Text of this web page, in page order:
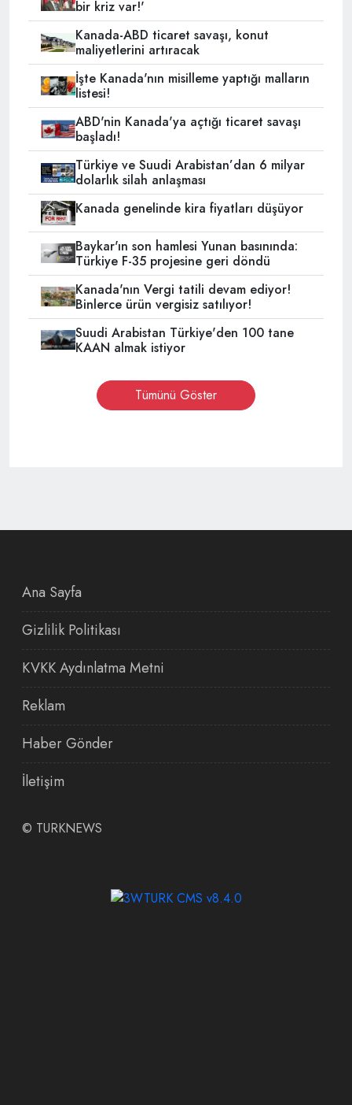
bir kriz var!'
Kanada-ABD ticaret savaşı, konut
maliyetlerini artıracak
İşte Kanada'nın misilleme yaptığı malların
listesi!
ABD'nin Kanada'ya açtığı ticaret savaşı
başladı!
Türkiye ve Suudi Arabistan’dan 6 milyar
dolarlık silah anlaşması
Kanada genelinde kira fiyatları düşüyor
Baykar'ın son hamlesi Yunan basınında:
Türkiye F-35 projesine geri döndü
Kanada'nın Vergi tatili devam ediyor!
Binlerce ürün vergisiz satılıyor!
Suudi Arabistan Türkiye'den 100 tane
KAAN almak istiyor
Tümünü Göster
Ana Sayfa
Gizlilik Politikası
KVKK Aydınlatma Metni
Reklam
Haber Gönder
İletişim
© TURKNEWS